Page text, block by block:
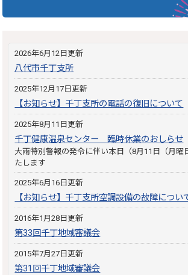
2026年6月12日更新
八代市千丁支所
2025年12月17日更新
【お知らせ】千丁支所の電話の復旧について
2025年8月11日更新
千丁健康温泉センター 臨時休業のおしらせ
大雨特別警報の発令に伴い本日（8月11日（月曜
たします
2025年6月16日更新
【お知らせ】千丁支所空調設備の故障につい
2016年1月28日更新
第33回千丁地域審議会
2015年7月27日更新
第31回千丁地域審議会